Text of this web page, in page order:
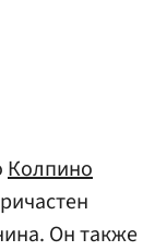
Колпино
Он также